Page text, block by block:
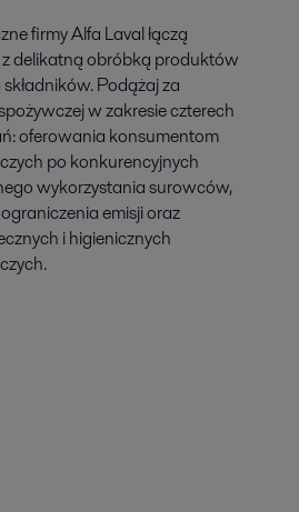
firmy Alfa Laval łączą
delikatną obróbką produktów
Podążaj za
w zakresie czterech
oferowania konsumentom
po konkurencyjnych
wykorzystania surowców,
emisji oraz
i higienicznych